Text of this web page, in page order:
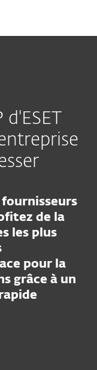
fournisseurs
de la
les plus
pour la
grâce à un